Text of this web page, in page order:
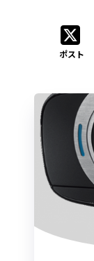
ポスト